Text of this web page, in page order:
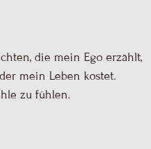
die mein Ego erzählt,
mein Leben kostet.
zu fühlen.